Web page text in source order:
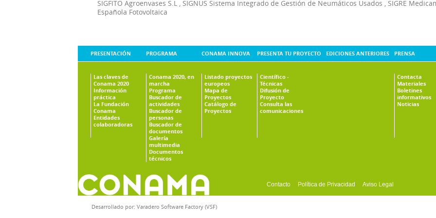
SIGFITO Agroenvases S.L
SIGNUS Sistema Integrado de Gestión de Neumáticos Usados SIGRE
Española Fotovoltaica
PRESENTACIÓN
Las claves de
Conama 2020
Información
práctica
La Fundación
Conama
Entidades
colaboradoras
PROGRAMA
Conama 2020, en
marcha
Programa
Buscador de
actividades
Buscador de
personas
Buscador de
documentos
Galería
multimedia
Documentos
técnicos
CONAMA INNOVA
Listado proyectos
europeos
Mapa de
Proyectos
Catálogo de
Proyectos
PRESENTA TU PROYECTO
Científico -
Técnicas
Difusión de
Proyecto
Consulta las
comunicaciones
EDICIONES ANTERIORES PRENSA
Contacta
Materiales
Boletines
informativos
Noticias
Contacto Política de Privacidad Aviso Legal
Desarrollado por: Varadero Software Factory (VSF)